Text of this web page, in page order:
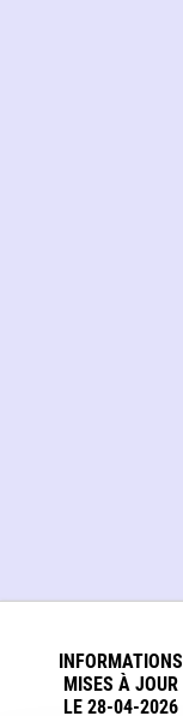
INFORMATIONS
MISES À JOUR
LE 28-04-2026